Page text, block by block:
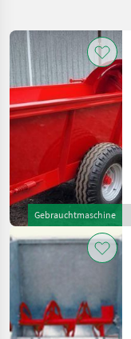
Kategorie 5
AKTUELLER
PFAD
Duengung
Und
Beregnung
Kompost
Sonstige
KATEGORIE
WÄHLEN
Zurücksetzen
Gebrauchtmaschine